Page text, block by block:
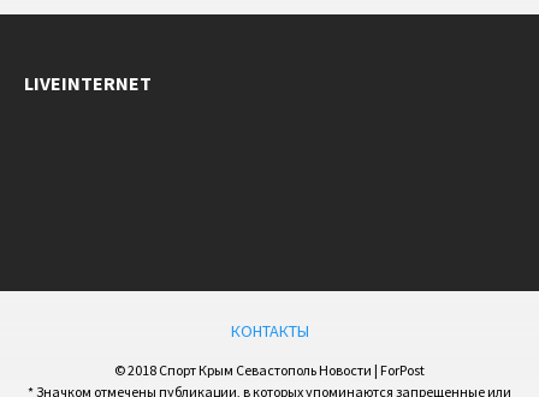
LIVEINTERNET
КОНТАКТЫ
© 2018 Спорт Крым Севастополь Новости | ForPost
* Значком отмечены публикации, в которых упоминаются запрещенные или